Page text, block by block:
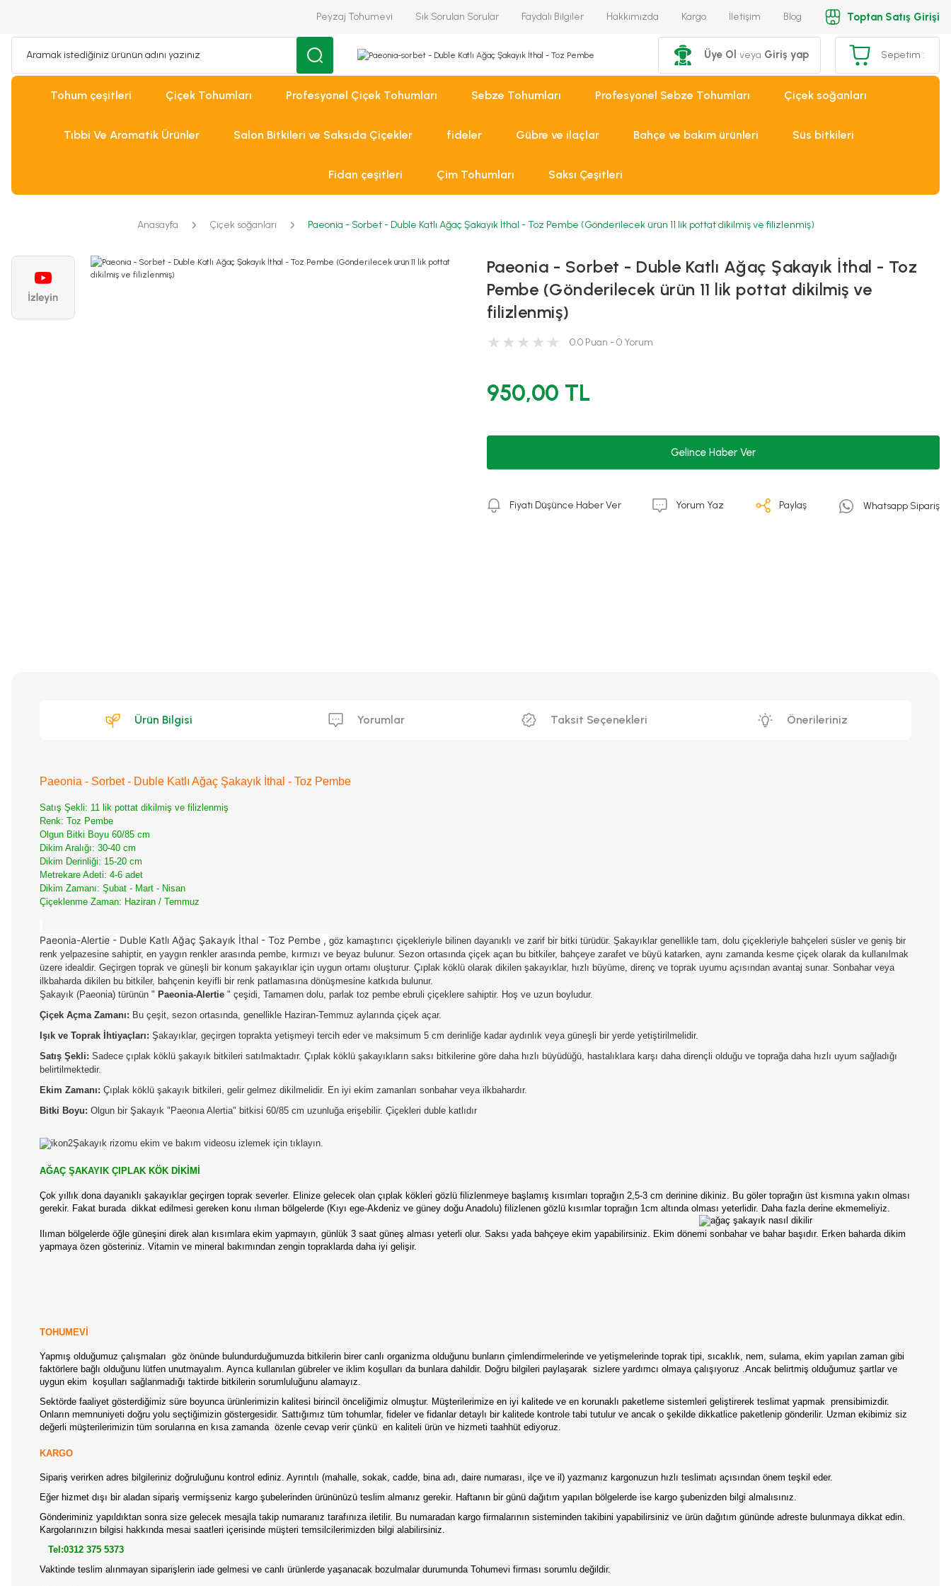
Peyzaj Tohumevi Sık Sorulan Sorular Faydalı Bilgiler Hakkımızda Kargo İletişim Blog Toptan Satış Girişi
Üye Ol veya Giriş yap Sepetim :
Tohum çeşitleri Çiçek Tohumları Profesyonel Çiçek Tohumları Sebze Tohumları Profesyonel Sebze Tohumları Çiçek soğanları
Tıbbi Ve Aromatik Ürünler Salon Bitkileri ve Saksıda Çiçekler fideler Gübre ve ilaçlar Bahçe ve bakım ürünleri Süs bitkileri
Fidan çeşitleri Çim Tohumları Saksı Çeşitleri
Anasayfa Çiçek soğanları Paeonia - Sorbet - Duble Katlı Ağaç Şakayık İthal - Toz Pembe (Gönderilecek ürün 11 lik pottat dikilmiş ve filizlenmiş)
Paeonia - Sorbet - Duble Katlı Ağaç Şakayık İthal - Toz
Pembe (Gönderilecek ürün 11 lik pottat dikilmiş ve
filizlenmiş)
0.0 Puan - 0 Yorum
950,00 TL
Gelince Haber Ver
Fiyatı Düşünce Haber Ver Yorum Yaz Paylaş Whatsapp Sipariş
Ürün Bilgisi Yorumlar Taksit Seçenekleri Önerileriniz
Paeonia - Sorbet - Duble Katlı Ağaç Şakayık İthal - Toz Pembe
Satış Şekli: 11 lik pottat dikilmiş ve filizlenmiş
Renk: Toz Pembe
Olgun Bitki Boyu 60/85 cm
Dikim Aralığı: 30-40 cm
Dikim Derinliği: 15-20 cm
Metrekare Adeti: 4-6 adet
Dikim Zamanı: Şubat - Mart - Nisan
Çiçeklenme Zaman: Haziran / Temmuz
Paeonia-Alertie - Duble Katlı Ağaç Şakayık İthal - Toz Pembe , göz kamaştırıcı çiçekleriyle bilinen dayanıklı ve zarif bir bitki türüdür. Şakayıklar genellikle tam, dolu çiçekleriyle bahçeleri süsler ve geniş bir
renk yelpazesine sahiptir, en yaygın renkler arasında pembe, kırmızı ve beyaz bulunur. Sezon ortasında çiçek açan bu bitkiler, bahçeye zarafet ve büyü katarken, aynı zamanda kesme çiçek olarak da kullanılmak
üzere idealdir. Geçirgen toprak ve güneşli bir konum şakayıklar için uygun ortamı oluşturur. Çıplak köklü olarak dikilen şakayıklar, hızlı büyüme, direnç ve toprak uyumu açısından avantaj sunar. Sonbahar veya
ilkbaharda dikilen bu bitkiler, bahçenin keyifli bir renk patlamasına dönüşmesine katkıda bulunur.
Şakayık (Paeonia) türünün " Paeonia-Alertie " çeşidi, Tamamen dolu, parlak toz pembe ebruli çiçeklere sahiptir. Hoş ve uzun boyludur.
Çiçek Açma Zamanı: Bu çeşit, sezon ortasında, genellikle Haziran-Temmuz aylarında çiçek açar.
Işık ve Toprak İhtiyaçları: Şakayıklar, geçirgen toprakta yetişmeyi tercih eder ve maksimum 5 cm derinliğe kadar aydınlık veya güneşli bir yerde yetiştirilmelidir.
Satış Şekli: Sadece çıplak köklü şakayık bitkileri satılmaktadır. Çıplak köklü şakayıkların saksı bitkilerine göre daha hızlı büyüdüğü, hastalıklara karşı daha dirençli olduğu ve toprağa daha hızlı uyum sağladığı
belirtilmektedir.
Ekim Zamanı: Çıplak köklü şakayık bitkileri, gelir gelmez dikilmelidir. En iyi ekim zamanları sonbahar veya ilkbahardır.
Bitki Boyu: Olgun bir Şakayık "Paeonıa Alertia" bitkisi 60/85 cm uzunluğa erişebilir. Çiçekleri duble katlıdır
Şakayık rizomu ekim ve bakım videosu izlemek için tıklayın.
AĞAÇ ŞAKAYIK ÇIPLAK KÖK DİKİMİ
Çok yıllık dona dayanıklı şakayıklar geçirgen toprak severler. Elinize gelecek olan çıplak kökleri gözlü filizlenmeye başlamış kısımları toprağın 2,5-3 cm derinine dikiniz. Bu göler toprağın üst kısmına yakın olması
gerekir. Fakat burada dikkat edilmesi gereken konu ılıman bölgelerde (Kıyı ege-Akdeniz ve güney doğu Anadolu) filizlenen gözlü kısımlar toprağın 1cm altında olması yeterlidir. Daha fazla derine ekmemeliyiz.
Ilıman bölgelerde öğle güneşini direk alan kısımlara ekim yapmayın, günlük 3 saat güneş alması yeterli olur. Saksı yada bahçeye ekim yapabilirsiniz. Ekim dönemi sonbahar ve bahar başıdır. Erken baharda dikim
yapmaya özen gösteriniz. Vitamin ve mineral bakımından zengin topraklarda daha iyi gelişir.
TOHUMEVİ
Yapmış olduğumuz çalışmaları göz önünde bulundurduğumuzda bitkilerin birer canlı organizma olduğunu bunların çimlendirmelerinde ve yetişmelerinde toprak tipi, sıcaklık, nem, sulama, ekim yapılan zaman gibi
faktörlere bağlı olduğunu lütfen unutmayalım. Ayrıca kullanılan gübreler ve iklim koşulları da bunlara dahildir. Doğru bilgileri paylaşarak sizlere yardımcı olmaya çalışıyoruz .Ancak belirtmiş olduğumuz şartlar ve
uygun ekim koşulları sağlanmadığı taktirde bitkilerin sorumluluğunu alamayız.
Sektörde faaliyet gösterdiğimiz süre boyunca ürünlerimizin kalitesi birincil önceliğimiz olmuştur. Müşterilerimize en iyi kalitede ve en korunaklı paketleme sistemleri geliştirerek teslimat yapmak prensibimizdir.
Onların memnuniyeti doğru yolu seçtiğimizin göstergesidir. Sattığımız tüm tohumlar, fideler ve fidanlar detaylı bir kalitede kontrole tabi tutulur ve ancak o şekilde dikkatlice paketlenip gönderilir. Uzman ekibimiz siz
değerli müşterilerimizin tüm sorularına en kısa zamanda özenle cevap verir çünkü en kaliteli ürün ve hizmeti taahhüt ediyoruz.
KARGO
Sipariş verirken adres bilgileriniz doğruluğunu kontrol ediniz. Ayrıntılı (mahalle, sokak, cadde, bina adı, daire numarası, ilçe ve il) yazmanız kargonuzun hızlı teslimatı açısından önem teşkil eder.
Eğer hizmet dışı bir aladan sipariş vermişseniz kargo şubelerinden ürününüzü teslim almanız gerekir. Haftanın bir günü dağıtım yapılan bölgelerde ise kargo şubenizden bilgi almalısınız.
Gönderiminiz yapıldıktan sonra size gelecek mesajla takip numaranız tarafınıza iletilir. Bu numaradan kargo firmalarının sisteminden takibini yapabilirsiniz ve ürün dağıtım gününde adreste bulunmaya dikkat edin.
Kargolarınızın bilgisi hakkında mesai saatleri içerisinde müşteri temsilcilerimizden bilgi alabilirsiniz.
Tel:0312 375 5373
Vaktinde teslim alınmayan siparişlerin iade gelmesi ve canlı ürünlerde yaşanacak bozulmalar durumunda Tohumevi firması sorumlu değildir.